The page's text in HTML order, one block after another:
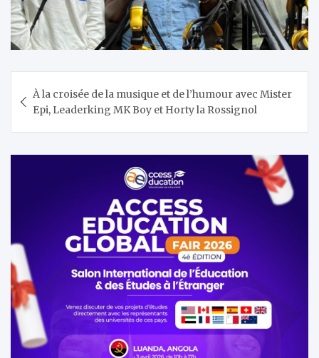
de
l’article
À la croisée de la musique et de l’humour avec Mister
Epi, Leaderking MK Boy et Horty la Rossignol